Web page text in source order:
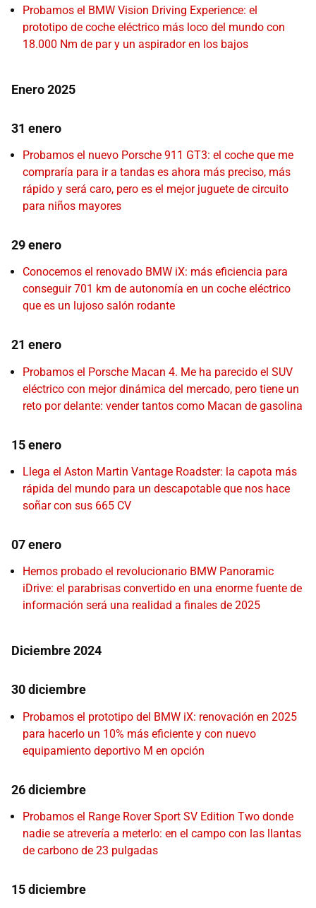
Probamos el BMW Vision Driving Experience: el
prototipo de coche eléctrico más loco del mundo con
18.000 Nm de par y un aspirador en los bajos
Enero 2025
31 enero
Probamos el nuevo Porsche 911 GT3: el coche que me
compraría para ir a tandas es ahora más preciso, más
rápido y será caro, pero es el mejor juguete de circuito
para niños mayores
29 enero
Conocemos el renovado BMW iX: más eficiencia para
conseguir 701 km de autonomía en un coche eléctrico
que es un lujoso salón rodante
21 enero
Probamos el Porsche Macan 4. Me ha parecido el SUV
eléctrico con mejor dinámica del mercado, pero tiene un
reto por delante: vender tantos como Macan de gasolina
15 enero
Llega el Aston Martin Vantage Roadster: la capota más
rápida del mundo para un descapotable que nos hace
soñar con sus 665 CV
07 enero
Hemos probado el revolucionario BMW Panoramic
iDrive: el parabrisas convertido en una enorme fuente de
información será una realidad a finales de 2025
Diciembre 2024
30 diciembre
Probamos el prototipo del BMW iX: renovación en 2025
para hacerlo un 10% más eficiente y con nuevo
equipamiento deportivo M en opción
26 diciembre
Probamos el Range Rover Sport SV Edition Two donde
nadie se atrevería a meterlo: en el campo con las llantas
de carbono de 23 pulgadas
15 diciembre